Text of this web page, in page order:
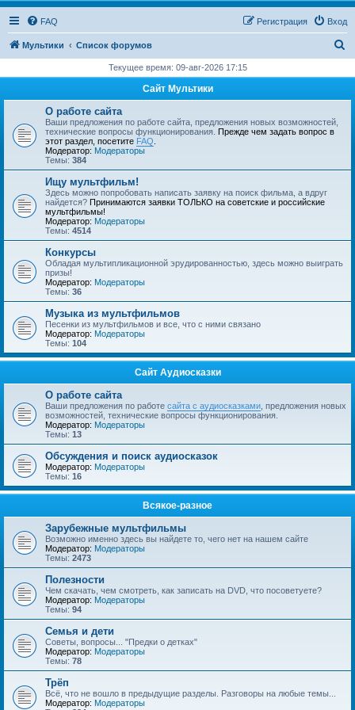
FAQ Вход
Регистрация
Мультики Список форумов
с
Текущее время: 09-авг-2026 17:15
Сайт Мультики
О работе сайта
Ваши предложения по работе сайта, предложения новых возможностей,
технические вопросы функционирования. Прежде чем задать вопрос в
этот раздел, посетите FAQ
Модератор: Модераторы
Темы: 384
Ищу мультфильм!
Здесь можно попробовать написать заявку на поиск фильма, а вдруг
найдется? Принимаются заявки ТОЛЬКО на советские и российские
мультфильмы!
Модератор: Модераторы
Темы: 4514
Конкурсы
Обладая мультипликационной эрудированностью, здесь можно выиграть
призы!
Модератор: Модераторы
Темы: 36
Музыка из мультфильмов
Песенки из мультфильмов и все, что с ними связано
Модератор: Модераторы
Темы: 104
Сайт Аудиосказки
О работе сайта
Ваши предложения по работе сайта с аудиосказками , предложения новых
возможностей, технические вопросы функционирования.
Модератор: Модераторы
Темы: 13
Обсуждения и поиск аудиосказок
Модератор: Модераторы
Темы: 16
Всякое-разное
Зарубежные мультфильмы
Возможно именно здесь вы найдете то, чего нет на нашем сайте
Модератор: Модераторы
Темы: 2473
Полезности
Чем скачать, чем смотреть, как записать на DVD, что посоветуете?
Модератор: Модераторы
Темы: 94
Семья и дети
Советы, вопросы... "Предки о детках"
Модератор: Модераторы
Темы: 78
Трёп
Всё, что не вошло в предыдущие разделы. Разговоры на любые темы...
Модератор: Модераторы